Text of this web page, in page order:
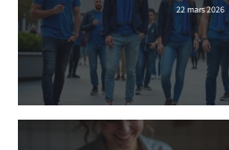
22 mars 2026